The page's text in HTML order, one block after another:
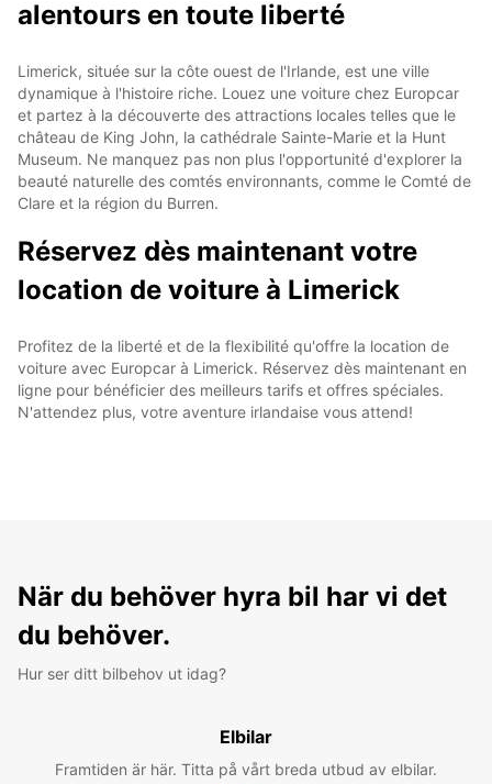
alentours en toute liberté
Limerick, située sur la côte ouest de l'Irlande, est une ville
dynamique à l'histoire riche. Louez une voiture chez Europcar
et partez à la découverte des attractions locales telles que le
château de King John, la cathédrale Sainte-Marie et la Hunt
Museum. Ne manquez pas non plus l'opportunité d'explorer la
beauté naturelle des comtés environnants, comme le Comté de
Clare et la région du Burren.
Réservez dès maintenant votre
location de voiture à Limerick
Profitez de la liberté et de la flexibilité qu'offre la location de
voiture avec Europcar à Limerick. Réservez dès maintenant en
ligne pour bénéficier des meilleurs tarifs et offres spéciales.
N'attendez plus, votre aventure irlandaise vous attend!
När du behöver hyra bil har vi det
du behöver.
Hur ser ditt bilbehov ut idag?
Elbilar
Framtiden är här. Titta på vårt breda utbud av elbilar.